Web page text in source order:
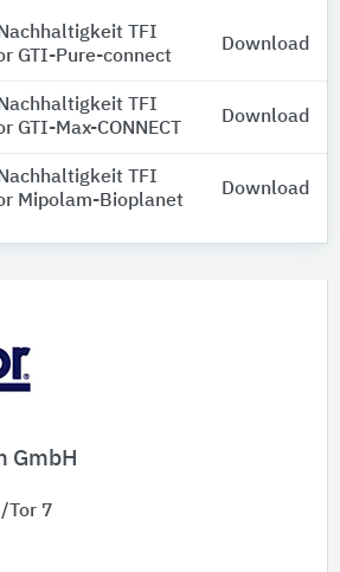
GmbH
Tor 7
TFI
GTI-Pure-connect
Download
TFI
GTI-Max-CONNECT
Download
TFI
Mipolam-Bioplanet
Download